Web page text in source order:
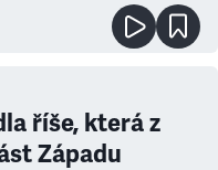
říše, která z
Západu